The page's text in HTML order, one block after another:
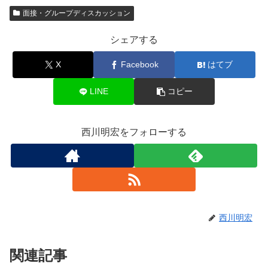
面接・グループディスカッション
シェアする
X Facebook はてブ
LINE コピー
西川明宏をフォローする
西川明宏
関連記事